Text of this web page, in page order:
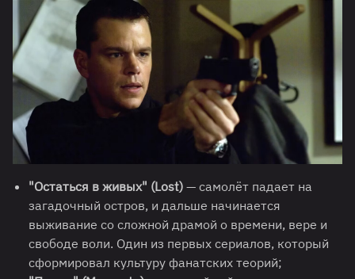
"Остаться в живых" (Lost) — самолёт падает на
загадочный остров, и дальше начинается
выживание со сложной драмой о времени, вере и
свободе воли. Один из первых сериалов, который
сформировал культуру фанатских теорий;